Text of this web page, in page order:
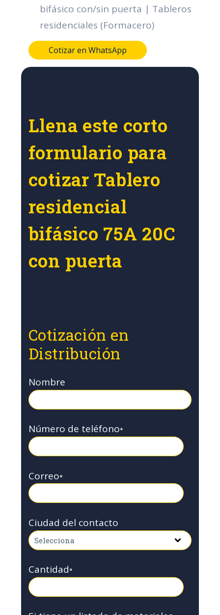
bifásico con/sin puerta | Tableros
residenciales (Formacero)
Cotizar en WhatsApp
Llena este corto
formulario para
cotizar Tablero
residencial
bifásico 75A 20C
con puerta
Cotización en
Distribución
Nombre
Número de teléfono*
Correo*
Ciudad del contacto
Cantidad*